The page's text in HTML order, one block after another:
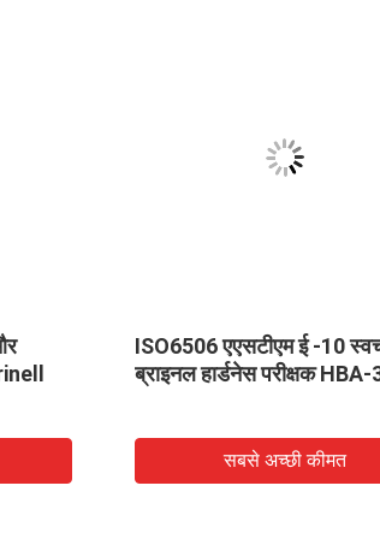
ISO6506 एएसटीएम ई -10
ब्राइनल हार्डनेस परीक्षक
सबसे अच्छी कीमत